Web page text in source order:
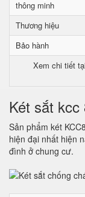
thông minh
Thương hiệu
Bảo hành
Xem chi tiết
Két sắt
Sản phẩm két
hiện đại nhất hiện
đình ở chung cư.